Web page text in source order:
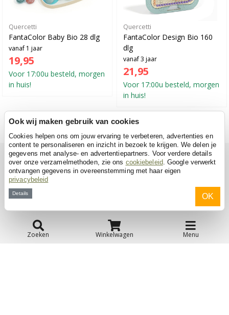
Zoeken Winkelwagen Menu
Quercetti
FantaColor Baby Bio 28 dlg
vanaf 1 jaar
19,95
Voor 17:00u besteld, morgen
in huis!
Quercetti
FantaColor Design Bio 160
dlg
vanaf 3 jaar
21,95
Voor 17:00u besteld, morgen
in huis!
Alle knikkerbanen
Verder zoeken
Lego-compatibel
Ook wij maken gebruik van cookies
Cookies helpen ons om jouw ervaring te verbeteren, advertenties en
content te personaliseren en inzicht in bezoek te krijgen. We delen je
gegevens met analyse- en advertentiepartners. Voor verdere details
over onze verzamelmethoden, zie ons cookiebeleid. Google verwerkt
ontvangen gegevens in overeenstemming met haar eigen
privacybeleid
Details OK